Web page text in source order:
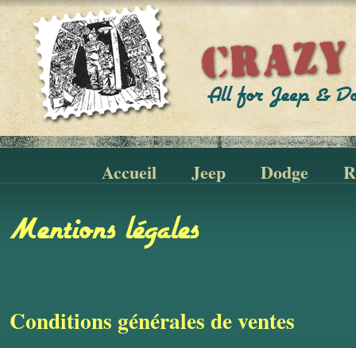
Accueil Jeep Dodge
Mentions légales
Conditions générales de ventes